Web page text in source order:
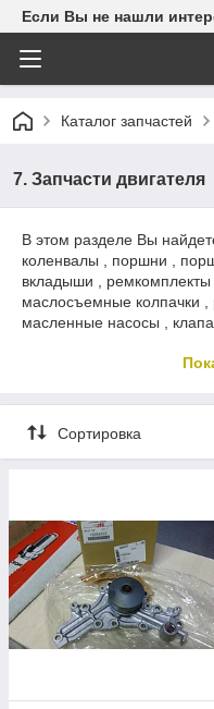
Если Вы не нашли
Каталог запчастей
7. Запчасти двигателя
В этом разделе Вы
коленвалы , поршни ,
вкладыши , ремкомплекты
маслосъемные колпачки
масленные насосы ,
+77011016567 , Мы
Сортировка